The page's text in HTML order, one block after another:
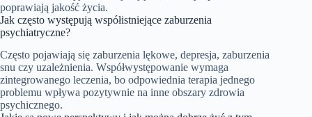
poprawiają jakość życia.
Jak często występują współistniejące zaburzenia
psychiatryczne?
Często pojawiają się zaburzenia lękowe, depresja, zaburzenia
snu czy uzależnienia. Współwystępowanie wymaga
zintegrowanego leczenia, bo odpowiednia terapia jednego
problemu wpływa pozytywnie na inne obszary zdrowia
psychicznego.